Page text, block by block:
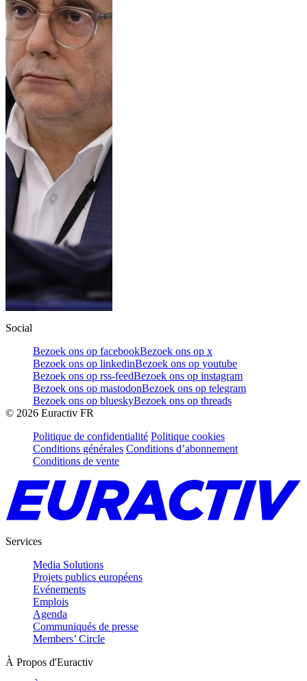
Social
Bezoek ons op facebookBezoek ons op x
Bezoek ons op linkedinBezoek ons op youtube
Bezoek ons op rss-feedBezoek ons op instagram
Bezoek ons op mastodonBezoek ons op telegram
Bezoek ons op blueskyBezoek ons op threads
© 2026 Euractiv FR
Politique de confidentialité Politique cookies
Conditions générales Conditions d’abonnement
Conditions de vente
Services
Media Solutions
Projets publics européens
Evénements
Emplois
Agenda
Communiqués de presse
Members’ Circle
À Propos d'Euractiv